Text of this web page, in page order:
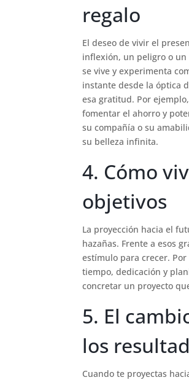
regalo
El deseo de vivir el
inflexión, un peligro o un
se vive y experimenta
instante desde la óptica
esa gratitud. Por
fomentar el ahorro y
su compañía o su
su belleza infinita.
4. Cómo
objetivos
La proyección hacia el
hazañas. Frente a esos
estímulo para crecer.
tiempo, dedicación y
concretar un proyecto
5. El
los
Cuando te proyectas